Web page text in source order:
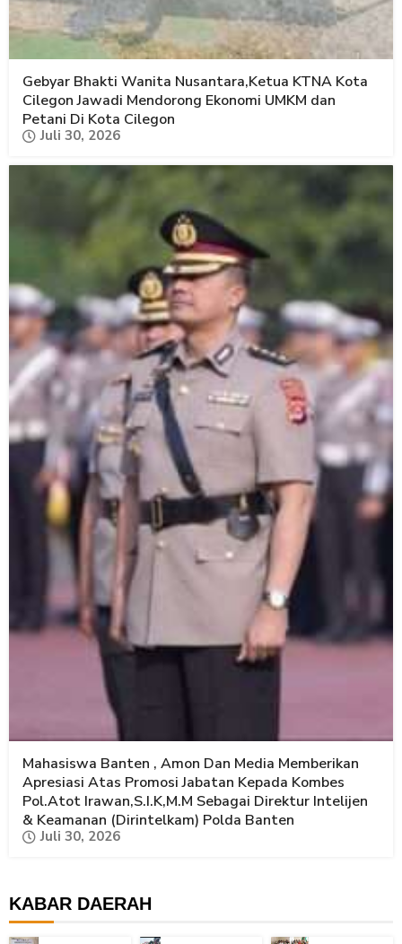
Gebyar Bhakti Wanita Nusantara,Ketua KTNA Kota
Cilegon Jawadi Mendorong Ekonomi UMKM dan
Petani Di Kota Cilegon
Juli 30, 2026
Mahasiswa Banten , Amon Dan Media Memberikan
Apresiasi Atas Promosi Jabatan Kepada Kombes
Pol.Atot Irawan,S.I.K,M.M Sebagai Direktur Intelijen
& Keamanan (Dirintelkam) Polda Banten
Juli 30, 2026
KABAR DAERAH